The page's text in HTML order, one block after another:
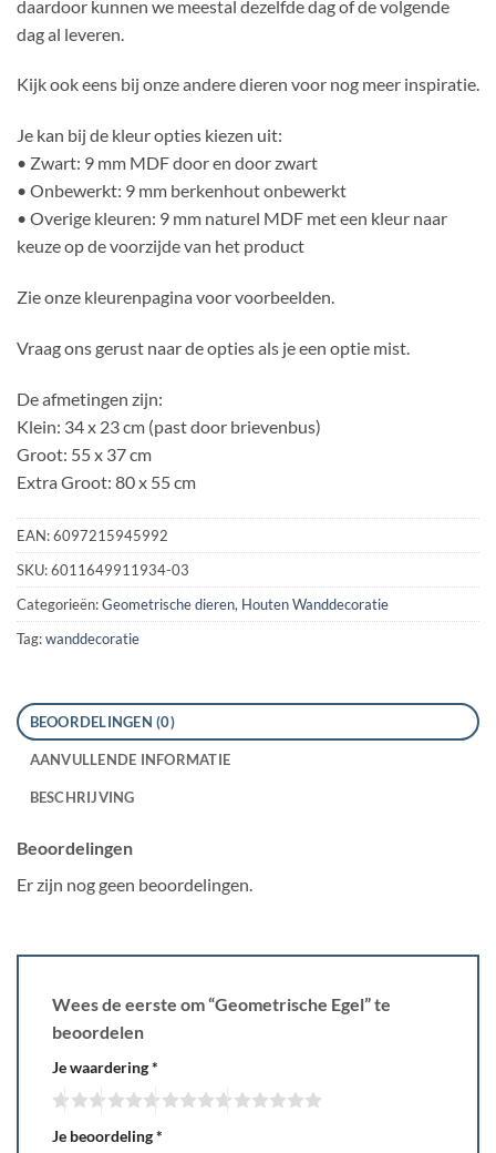
daardoor kunnen we meestal dezelfde dag of de volgende
dag al leveren.
Kijk ook eens bij onze andere dieren voor nog meer inspiratie.
Je kan bij de kleur opties kiezen uit:
• Zwart: 9 mm MDF door en door zwart
• Onbewerkt: 9 mm berkenhout onbewerkt
• Overige kleuren: 9 mm naturel MDF met een kleur naar
keuze op de voorzijde van het product
Zie onze kleurenpagina voor voorbeelden.
Vraag ons gerust naar de opties als je een optie mist.
De afmetingen zijn:
Klein: 34 x 23 cm (past door brievenbus)
Groot: 55 x 37 cm
Extra Groot: 80 x 55 cm
EAN:6097215945992
SKU:6011649911934-03
Categorieën:Geometrische dieren, Houten Wanddecoratie
Tag:wanddecoratie
BEOORDELINGEN (0)
AANVULLENDE INFORMATIE
BESCHRIJVING
Beoordelingen
Er zijn nog geen beoordelingen.
Wees de eerste om “Geometrische Egel” te
beoordelen
Je waardering*
Je beoordeling*